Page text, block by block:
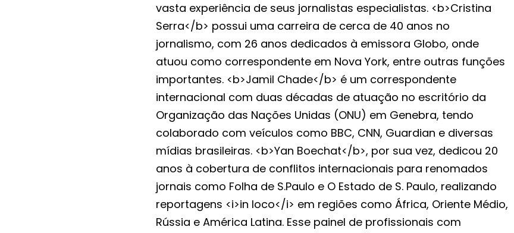
vasta experiência de seus jornalistas especialistas. <b>Cristina
Serra</b> possui uma carreira de cerca de 40 anos no
jornalismo, com 26 anos dedicados à emissora Globo, onde
atuou como correspondente em Nova York, entre outras funções
importantes. <b>Jamil Chade</b> é um correspondente
internacional com duas décadas de atuação no escritório da
Organização das Nações Unidas (ONU) em Genebra, tendo
colaborado com veículos como BBC, CNN, Guardian e diversas
mídias brasileiras. <b>Yan Boechat</b>, por sua vez, dedicou 20
anos à cobertura de conflitos internacionais para renomados
jornais como Folha de S.Paulo e O Estado de S. Paulo, realizando
reportagens <i>in loco</i> em regiões como África, Oriente Médio,
Rússia e América Latina. Esse painel de profissionais com